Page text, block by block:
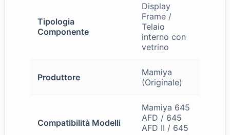
Tipologia
Componente
Display
Frame /
Telaio
interno con
vetrino
Produttore
Mamiya
(Originale)
Compatibilità Modelli
Mamiya 645
AFD / 645
AFD II / 645